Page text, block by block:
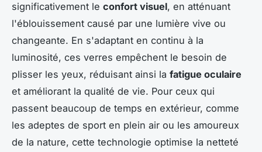
significativement le confort visuel, en atténuant
l'éblouissement causé par une lumière vive ou
changeante. En s'adaptant en continu à la
luminosité, ces verres empêchent le besoin de
plisser les yeux, réduisant ainsi la fatigue oculaire
et améliorant la qualité de vie. Pour ceux qui
passent beaucoup de temps en extérieur, comme
les adeptes de sport en plein air ou les amoureux
de la nature, cette technologie optimise la netteté